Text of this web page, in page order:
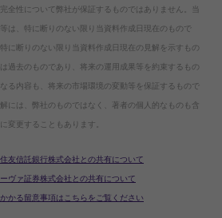
全性について弊社が保証するものではありません。当
は、特に断りのない限り当資料作成日現在のもので
に断りのない限り当資料作成日現在の見解を示すもの
過去のものであり、将来の運用成果等を約束するもの
る内容も、将来の市場環境の変動等を保証するもので
には、弊社のものではなく、著者の個人的なものも含
変更することもあります。
友信託銀行株式会社との共有について
ヴァ証券株式会社との共有について
かる留意事項はこちらをご覧ください